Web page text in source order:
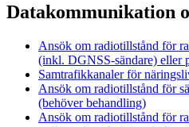
Datakommunikation
Ansök om radiotillstånd för
(inkl. DGNSS-sändare) eller
Samtrafikkanaler för
Ansök om radiotillstånd för
(behöver behandling)
Ansök om radiotillstånd för